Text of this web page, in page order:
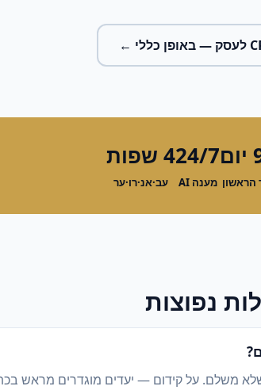
— באופן כללי ←
הראשון
24/7
מענה AI
4 שפות
עב·אנ·רו·ער
נפוצות
משלם. על קידום — יעדים מוגדרים מראש